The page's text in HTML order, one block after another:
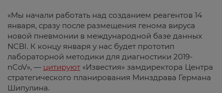
«Мы начали работать над созданием реагентов 14
января, сразу после размещения генома вируса
новой пневмонии в международной базе данных
NCBI. К концу января у нас будет прототип
лабораторной методики для диагностики 2019-
nCoV», — цитируют «Известия» замдиректора Центра
стратегического планирования Минздрава Германа
Шипулина.